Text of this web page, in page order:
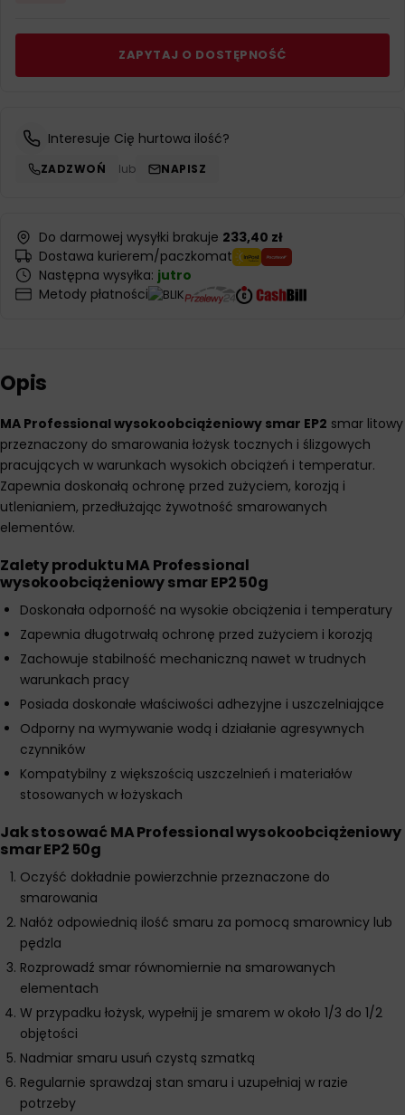
ZAPYTAJ O DOSTĘPNOŚĆ
Interesuje Cię hurtowa ilość?
ZADZWOŃ lub NAPISZ
Do darmowej wysyłki brakuje 233,40 zł
Dostawa kurierem/paczkomat
Następna wysyłka: jutro
Metody płatności
Opis
MA Professional wysokoobciążeniowy smar EP2 smar litowy
przeznaczony do smarowania łożysk tocznych i ślizgowych
pracujących w warunkach wysokich obciążeń i temperatur.
Zapewnia doskonałą ochronę przed zużyciem, korozją i
utlenianiem, przedłużając żywotność smarowanych
elementów.
Zalety produktuMA Professional
wysokoobciążeniowy smar EP2 50g
Doskonała odporność na wysokie obciążenia i temperatury
Zapewnia długotrwałą ochronę przed zużyciem i korozją
Zachowuje stabilność mechaniczną nawet w trudnych
warunkach pracy
Posiada doskonałe właściwości adhezyjne i uszczelniające
Odporny na wymywanie wodą i działanie agresywnych
czynników
Kompatybilny z większością uszczelnień i materiałów
stosowanych w łożyskach
Jak stosować MA Professional wysokoobciążeniowy
smar EP2 50g
Oczyść dokładnie powierzchnie przeznaczone do
smarowania
Nałóż odpowiednią ilość smaru za pomocą smarownicy lub
pędzla
Rozprowadź smar równomiernie na smarowanych
elementach
W przypadku łożysk, wypełnij je smarem w około 1/3 do 1/2
objętości
Nadmiar smaru usuń czystą szmatką
Regularnie sprawdzaj stan smaru i uzupełniaj w razie
potrzeby